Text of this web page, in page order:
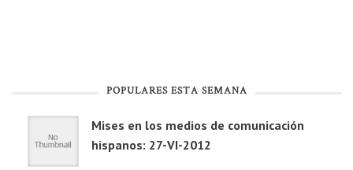
POPULARES ESTA SEMANA
Mises en los medios de comunicación
hispanos: 27-VI-2012